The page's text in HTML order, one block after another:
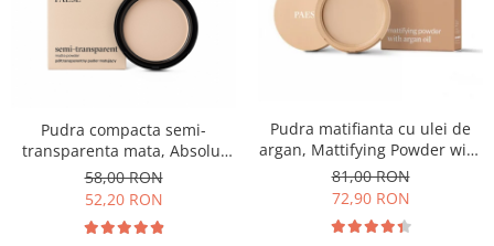
Pudra compacta semi-
transparenta mata, Absolut
Revelation Serie 1A, 9g
58,00 RON
52,20 RON
Pudra matifianta cu ulei de
argan, Mattifying Powder with
argan oil - 8g
81,00 RON
72,90 RON